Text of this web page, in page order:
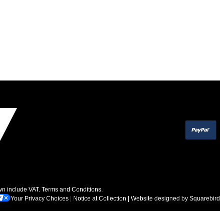
include VAT. Terms and Conditions.
Your Privacy Choices Notice at Collection | Website designed by Squarebird